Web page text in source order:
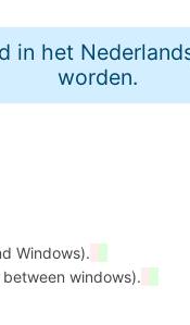
in het
worden.
Windows).
between windows).